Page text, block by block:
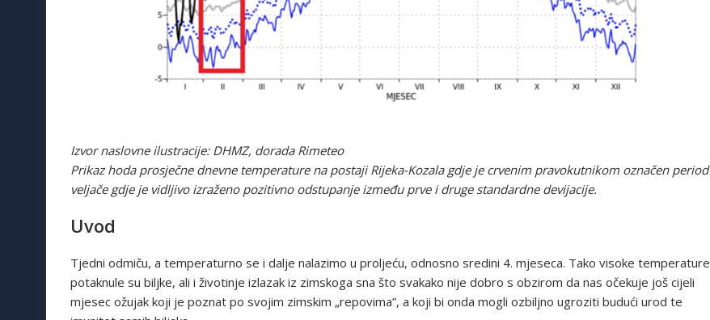
Izvor naslovne ilustracije: DHMZ, dorada Rimeteo
Prikaz hoda prosječne dnevne temperature na postaji Rijeka-Kozala gdje je crvenim pravokutnikom označen period
veljače gdje je vidljivo izraženo pozitivno odstupanje između prve i druge standardne devijacije.
Uvod
Tjedni odmiču, a temperaturno se i dalje nalazimo u proljeću, odnosno sredini 4. mjeseca. Tako visoke temperature
potaknule su biljke, ali i životinje izlazak iz zimskoga sna što svakako nije dobro s obzirom da nas očekuje još cijeli
mjesec ožujak koji je poznat po svojim zimskim „repovima”, a koji bi onda mogli ozbiljno ugroziti budući urod te